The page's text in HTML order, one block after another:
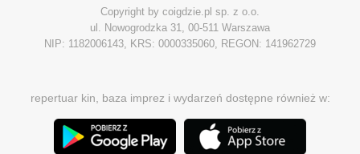
Copyright by coigdzie.pl sp. z o.o.
ul. Nowogrodzka 31, 00-511 Warszawa
NIP: 1182006143, KRS: 0000335060, REGON: 141962729
repertuar kin, baza imprez i wydarzeń dostępne również w: